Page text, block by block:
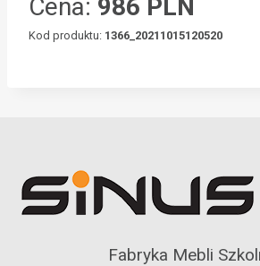
Cena: 986 PLN
Kod produktu: 1366_20211015120520
Fabryka Mebli